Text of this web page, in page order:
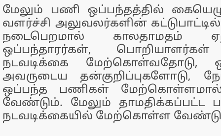
மேலும் பணி ஒப்பந்தத்தில்
வளர்ச்சி அலுவலர்களின்
நடைபெறமால் காலதாமதம்
ஒப்பந்தாரர்கள்,
நடவடிக்கை மேற்கொள்வதோடு,
அவருடைய தன்குறிப்புகளோடு,
ஒப்பந்த பணிகள்
வேண்டும். மேலும் தாமதிக்கப்பட்ட
நடவடிக்கையில் மேற்கொள்ள